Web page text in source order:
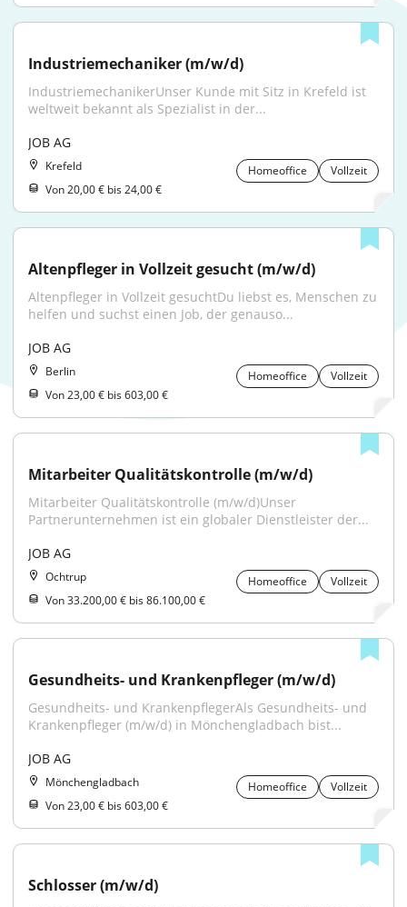
Industriemechaniker (m/w/d)
IndustriemechanikerUnser Kunde mit Sitz in Krefeld ist
weltweit bekannt als Spezialist in der...
JOB AG
Krefeld Homeoffice
Vollzeit
Von 20,00 € bis 24,00 €
Altenpfleger in Vollzeit gesucht (m/w/d)
Altenpfleger in Vollzeit gesuchtDu liebst es, Menschen zu
helfen und suchst einen Job, der genauso...
JOB AG
Berlin Homeoffice
Vollzeit
Von 23,00 € bis 603,00 €
Mitarbeiter Qualitätskontrolle (m/w/d)
Mitarbeiter Qualitätskontrolle (m/w/d)Unser
Partnerunternehmen ist ein globaler Dienstleister der...
JOB AG
Ochtrup Homeoffice
Vollzeit
Von 33.200,00 € bis 86.100,00 €
Gesundheits- und Krankenpfleger (m/w/d)
Gesundheits- und KrankenpflegerAls Gesundheits- und
Krankenpfleger (m/w/d) in Mönchengladbach bist...
JOB AG
Mönchengladbach Homeoffice
Vollzeit
Von 23,00 € bis 603,00 €
Schlosser (m/w/d)